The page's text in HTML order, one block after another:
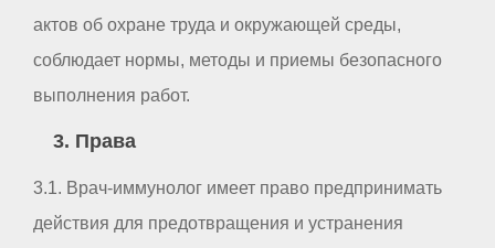
актов об охране труда и окружающей среды,
соблюдает нормы, методы и приемы безопасного
выполнения работ.
3. Права
3.1. Врач-иммунолог имеет право предпринимать
действия для предотвращения и устранения